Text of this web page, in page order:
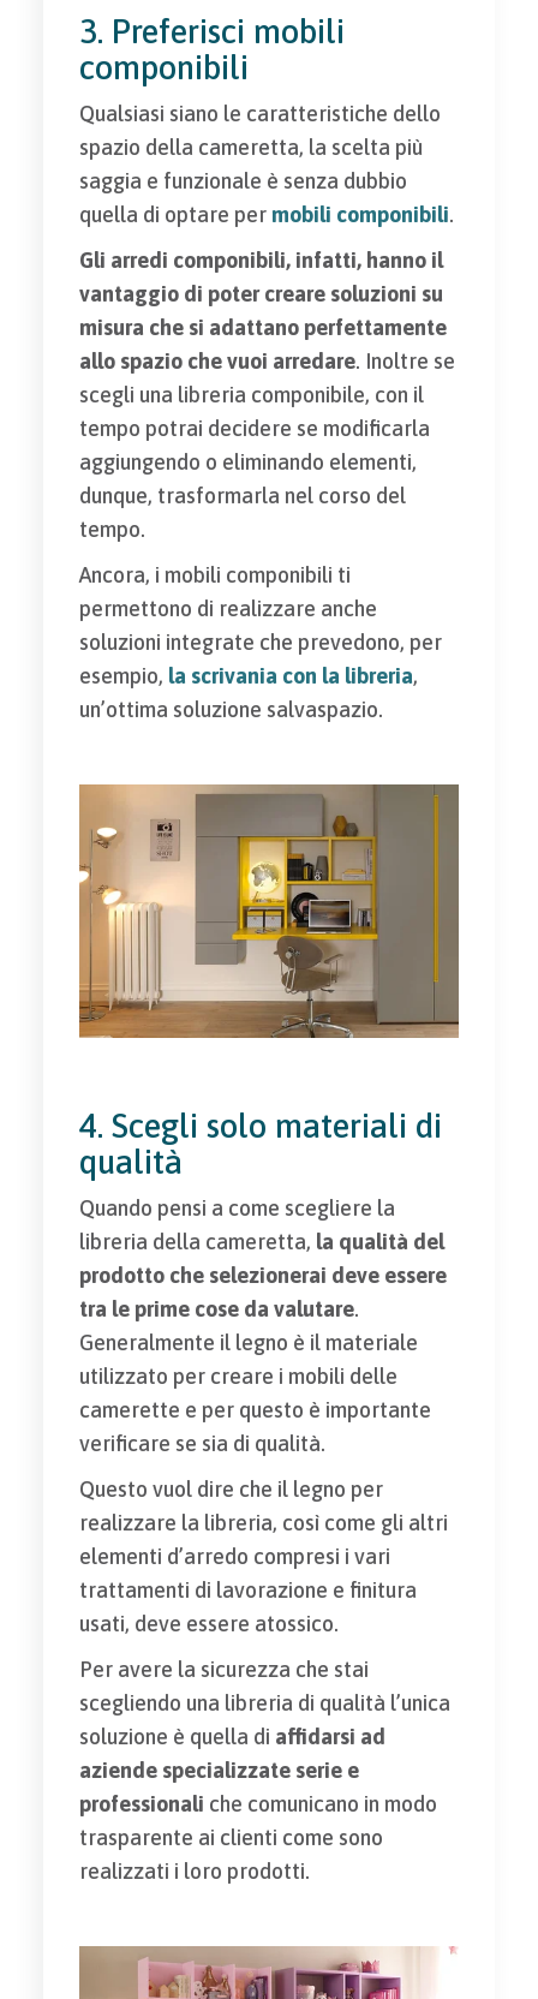
3. Preferisci mobili
componibili
Qualsiasi siano le caratteristiche dello
spazio della cameretta, la scelta più
saggia e funzionale è senza dubbio
quella di optare per mobili componibili.
Gli arredi componibili, infatti, hanno il
vantaggio di poter creare soluzioni su
misura che si adattano perfettamente
allo spazio che vuoi arredare. Inoltre se
scegli una libreria componibile, con il
tempo potrai decidere se modificarla
aggiungendo o eliminando elementi,
dunque, trasformarla nel corso del
tempo.
Ancora, i mobili componibili ti
permettono di realizzare anche
soluzioni integrate che prevedono, per
esempio, la scrivania con la libreria,
un’ottima soluzione salvaspazio.
4. Scegli solo materiali di
qualità
Quando pensi a come scegliere la
libreria della cameretta, la qualità del
prodotto che selezionerai deve essere
tra le prime cose da valutare.
Generalmente il legno è il materiale
utilizzato per creare i mobili delle
camerette e per questo è importante
verificare se sia di qualità.
Questo vuol dire che il legno per
realizzare la libreria, così come gli altri
elementi d’arredo compresi i vari
trattamenti di lavorazione e finitura
usati, deve essere atossico.
Per avere la sicurezza che stai
scegliendo una libreria di qualità l’unica
soluzione è quella di affidarsi ad
aziende specializzate serie e
professionali che comunicano in modo
trasparente ai clienti come sono
realizzati i loro prodotti.